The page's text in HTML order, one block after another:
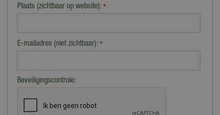
Plaats (zichtbaar op website): *
E-mailadres (niet zichtbaar): *
Beveiligingscontrole: